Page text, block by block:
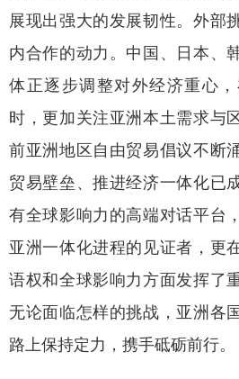
展现出强大的发展韧性。外部
内合作的动力。中国、日本、
体正逐步调整对外经济重心
时，更加关注亚洲本土需求与
前亚洲地区自由贸易倡议不断
贸易壁垒、推进经济一体化已
有全球影响力的高端对话平台
亚洲一体化进程的见证者，更
语权和全球影响力方面发挥了
无论面临怎样的挑战，亚洲各
路上保持定力，携手砥砺前行。